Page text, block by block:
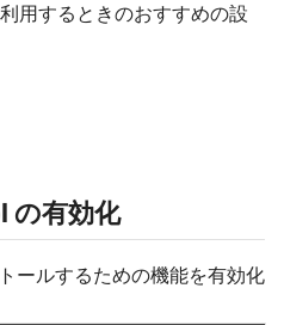
用するときのおすすめの設
の有効化
ールするための機能を有効化